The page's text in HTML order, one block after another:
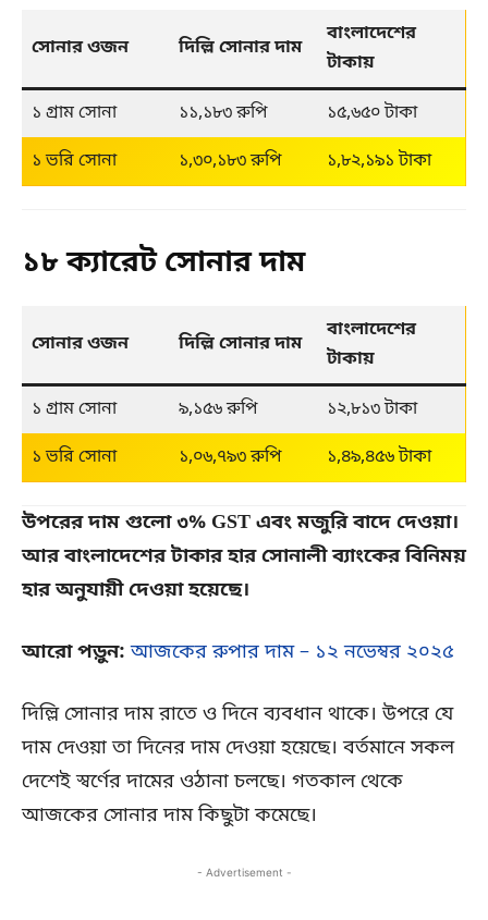
সোনার ওজন দিল্লি সোনার দাম
বাংলাদেশের
টাকায়
১ গ্রাম সোনা ১১,১৮৩ রুপি
১৫,৬৫০ টাকা
১ ভরি সোনা
১,৩০,১৮৩ রুপি ১,৮২,১৯১ টাকা
১৮ ক্যারেট সোনার দাম
সোনার ওজন দিল্লি সোনার দাম
বাংলাদেশের
টাকায়
১ গ্রাম সোনা ৯,১৫৬ রুপি
১২,৮১৩ টাকা
১ ভরি সোনা
১,০৬,৭৯৩ রুপি ১,৪৯,৪৫৬ টাকা
উপরের দাম গুলো ৩% GST এবং মজুরি বাদে দেওয়া।
আর বাংলাদেশের টাকার হার সোনালী ব্যাংকের বিনিময়
হার অনুযায়ী দেওয়া হয়েছে।
আরো পড়ুন: আজকের রুপার দাম – ১২ নভেম্বর ২০২৫
দিল্লি সোনার দাম রাতে ও দিনে ব্যবধান থাকে। উপরে যে
দাম দেওয়া তা দিনের দাম দেওয়া হয়েছে। বর্তমানে সকল
দেশেই স্বর্ণের দামের ওঠানা চলছে। গতকাল থেকে
আজকের সোনার দাম কিছুটা কমেছে।
- Advertisement -